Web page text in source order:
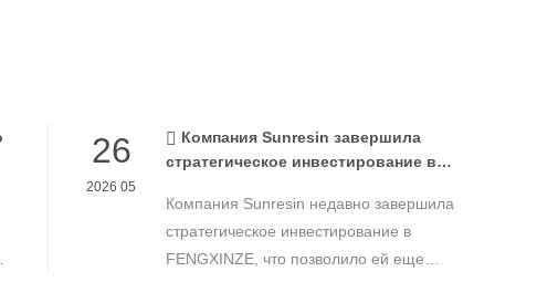
26
2026 05
Компания Sunresin завершила
стратегическое инвестирование в
расширения бизнеса в области
промышленной хроматографии.
Компания Sunresin недавно завершила
стратегическое инвестирование в
FENGXINZE, что позволило ей еще